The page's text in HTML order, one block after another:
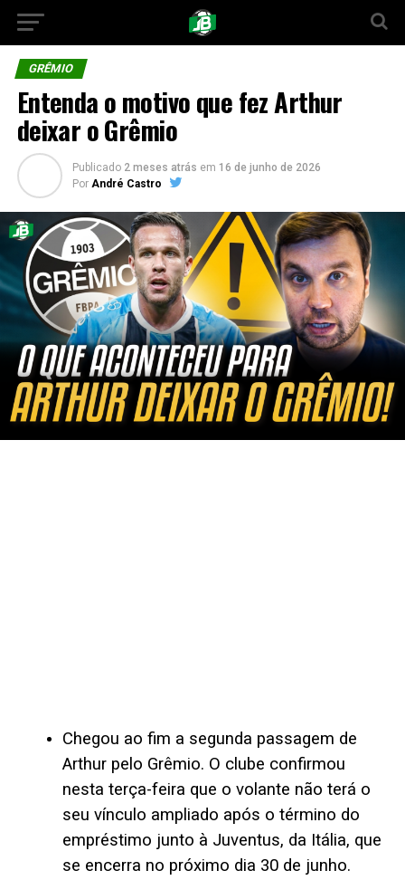
GRÊMIO
Entenda o motivo que fez Arthur
deixar o Grêmio
Publicado 2 meses atrás em 16 de junho de 2026
Por André Castro
Chegou ao fim a segunda passagem de
Arthur pelo Grêmio. O clube confirmou
nesta terça-feira que o volante não terá o
seu vínculo ampliado após o término do
empréstimo junto à Juventus, da Itália, que
se encerra no próximo dia 30 de junho.